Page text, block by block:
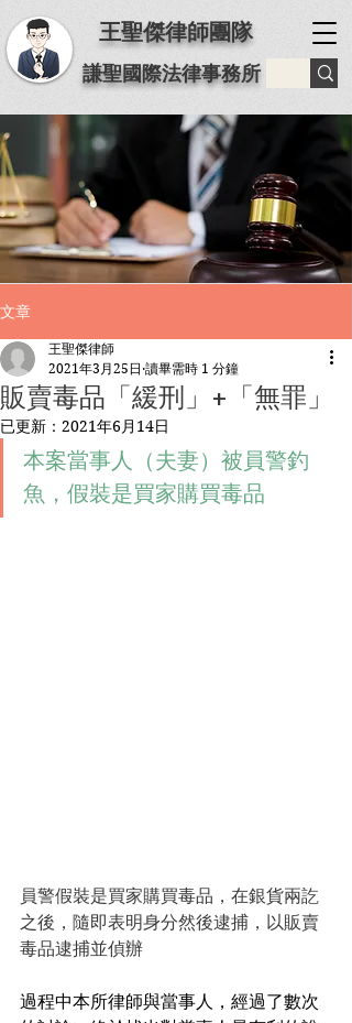
王聖傑律師團隊
謙聖國際法律事務所
文章
販賣毒品「緩刑」+「無罪」
王聖傑律師
2021年3月25日 讀畢需時 1 分鐘
已更新： 2021年6月14日
本案當事人（夫妻）被員警釣
魚，假裝是買家購買毒品
員警假裝是買家購買毒品，在銀貨兩訖
之後，隨即表明身分然後逮捕，以販賣
毒品逮捕並偵辦
過程中本所律師與當事人，經過了數次